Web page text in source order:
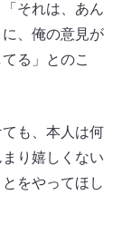
それは、あん
、俺の意見が
る」とのこ
ても、本人は何
り嬉しくない
をやってほし